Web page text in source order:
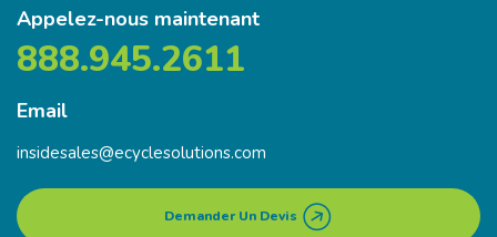
Appelez-nous maintenant
888.945.2611
Email
insidesales@ecyclesolutions.com
Demander Un Devis